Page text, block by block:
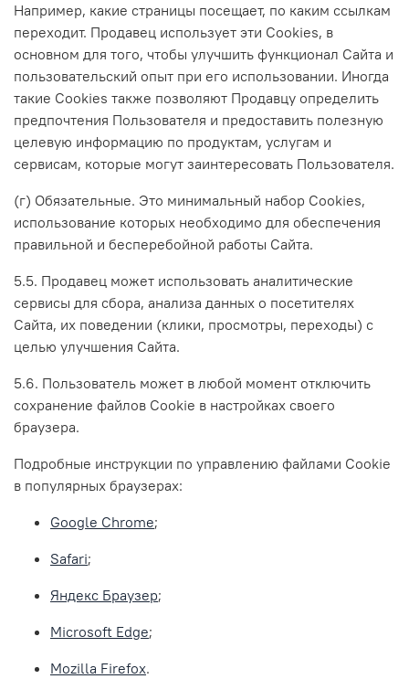
Например, какие страницы посещает, по каким ссылкам
переходит. Продавец использует эти Cookies, в
основном для того, чтобы улучшить функционал Сайта и
пользовательский опыт при его использовании. Иногда
такие Cookies также позволяют Продавцу определить
предпочтения Пользователя и предоставить полезную
целевую информацию по продуктам, услугам и
сервисам, которые могут заинтересовать Пользователя.
(г) Обязательные. Это минимальный набор Cookies,
использование которых необходимо для обеспечения
правильной и бесперебойной работы Сайта.
5.5. Продавец может использовать аналитические
сервисы для сбора, анализа данных о посетителях
Сайта, их поведении (клики, просмотры, переходы) с
целью улучшения Сайта.
5.6. Пользователь может в любой момент отключить
сохранение файлов Cookie в настройках своего
браузера.
Подробные инструкции по управлению файлами Cookie
в популярных браузерах:
Google Chrome;
Safari;
Яндекс Браузер;
Microsoft Edge;
Mozilla Firefox.